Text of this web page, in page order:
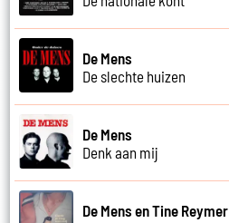
De Mens
De slechte huizen
De Mens
Denk aan mij
De Mens en Tine Reymer